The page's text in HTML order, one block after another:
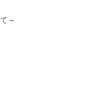
～